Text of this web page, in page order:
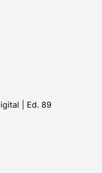
| Ed. 89